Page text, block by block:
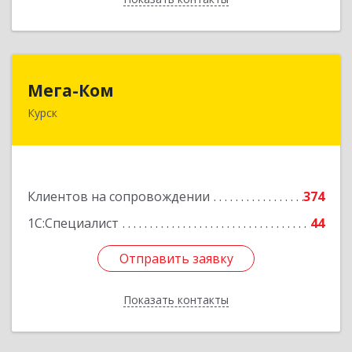
Мега-Ком
Курск
Клиентов на сопровождении
374
1С:Специалист
44
Отправить заявку
Показать контакты
305001, Курская обл, Курск г, Красной Армии ул,
Отправить заявку
Назад